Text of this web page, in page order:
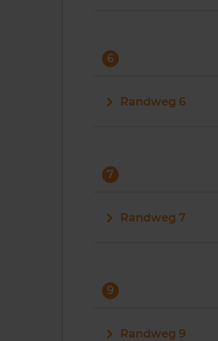
6
Randweg 6
7
Randweg 7
9
Randweg 9